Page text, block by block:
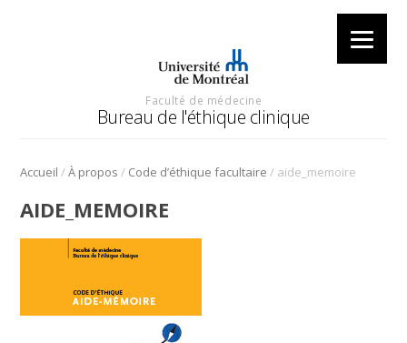
Faculté de médecine
Bureau de l'éthique clinique
Accueil /À propos / Code d’éthique facultaire / aide_memoire
AIDE_MEMOIRE